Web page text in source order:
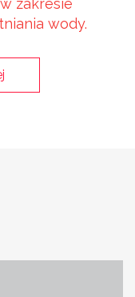
zakresie
wody.